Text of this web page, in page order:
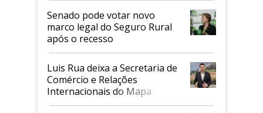
Senado pode votar novo
marco legal do Seguro Rural
após o recesso
Luis Rua deixa a Secretaria de
Comércio e Relações
Internacionais do Mapa